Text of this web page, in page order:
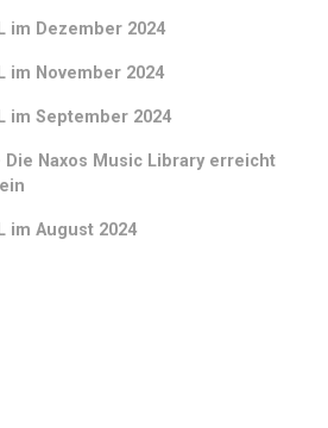
im Dezember 2024
im November 2024
im September 2024
Naxos Music Library erreicht
im August 2024